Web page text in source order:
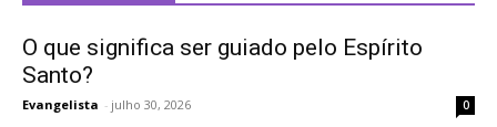
O que significa ser guiado pelo Espírito
Santo?
Evangelista - julho 30, 2026 0